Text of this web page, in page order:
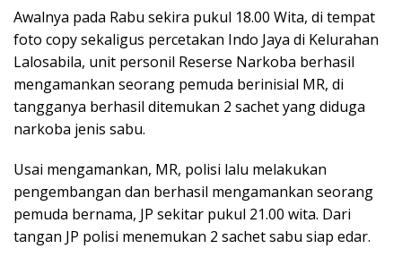
Awalnya pada Rabu sekira pukul 18.00 Wita, di tempat
foto copy sekaligus percetakan Indo Jaya di Kelurahan
Lalosabila, unit personil Reserse Narkoba berhasil
mengamankan seorang pemuda berinisial MR, di
tangganya berhasil ditemukan 2 sachet yang diduga
narkoba jenis sabu.
Usai mengamankan, MR, polisi lalu melakukan
pengembangan dan berhasil mengamankan seorang
pemuda bernama, JP sekitar pukul 21.00 wita. Dari
tangan JP polisi menemukan 2 sachet sabu siap edar.